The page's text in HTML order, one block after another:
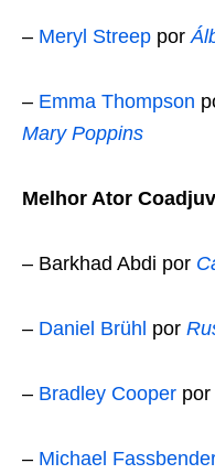
– Meryl Streep por
– Emma Thompson
Mary Poppins
Melhor Ator
– Barkhad Abdi por
– Daniel Brühl por
– Bradley Cooper por
– Michael